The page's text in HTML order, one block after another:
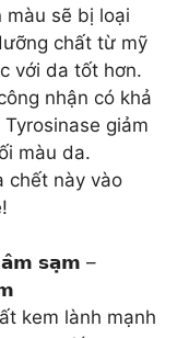
màu sẽ bị loại
chất từ mỹ
với da tốt hơn.
nhận có khả
giảm
màu da.
chết này vào
𝘀𝗮̣𝗺 –
kem lành mạnh